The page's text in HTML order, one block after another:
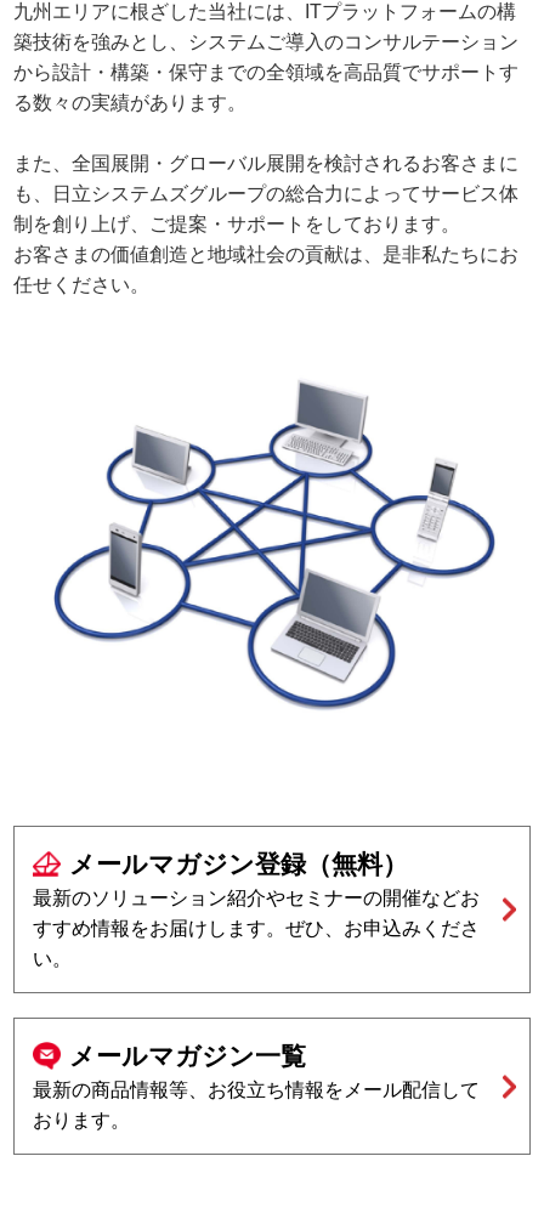
九州エリアに根ざした当社には、
ITプラットフォームの構
築技術を強みとし、
システムご導入のコンサルテーション
から設計・構築・保守までの全領域を高品質でサポートす
る数々の実績があります。
また、全国展開・グローバル展開を検討されるお客さまに
も、
日立システムズグループの総合力によってサービス体
制を創り上げ、ご提案・サポートをしております。
お客さまの価値創造と地域社会の貢献は、 是非私たちにお
任せください。
メールマガジン登録（無料）
最新のソリューション紹介やセミナーの開催などお
すすめ情報をお届けします。ぜひ、お申込みくださ
い。
メールマガジン一覧
最新の商品情報等、お役立ち情報をメール配信して
おります。